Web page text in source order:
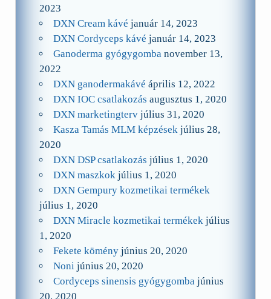
2023
DXN Cream kávé január 14, 2023
DXN Cordyceps kávé január 14, 2023
Ganoderma gyógygomba november 13,
2022
DXN ganodermakávé április 12, 2022
DXN IOC csatlakozás augusztus 1, 2020
DXN marketingterv július 31, 2020
Kasza Tamás MLM képzések július 28,
2020
DXN DSP csatlakozás július 1, 2020
DXN maszkok július 1, 2020
DXN Gempury kozmetikai termékek
július 1, 2020
DXN Miracle kozmetikai termékek július
1, 2020
Fekete kömény június 20, 2020
Noni június 20, 2020
Cordyceps sinensis gyógygomba június
20, 2020